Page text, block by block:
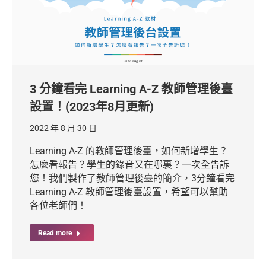
3 分鐘看完 Learning A-Z 教師管理後臺
設置！(2023年8月更新)
2022 年 8 月 30 日
Learning A-Z 的教師管理後臺，如何新增學生？
怎麼看報告？學生的錄音又在哪裏？一次全告訴
您！我們製作了教師管理後臺的簡介，3分鐘看完
Learning A-Z 教師管理後臺設置，希望可以幫助
各位老師們！
Read more